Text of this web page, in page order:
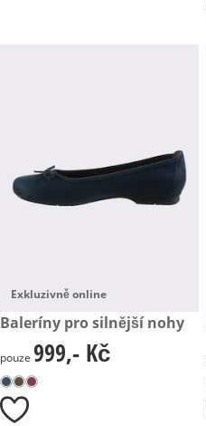
Exkluzivně online
999,- Kč
Baleríny pro silnější nohy
999,- Kč
pouze 999,- Kč